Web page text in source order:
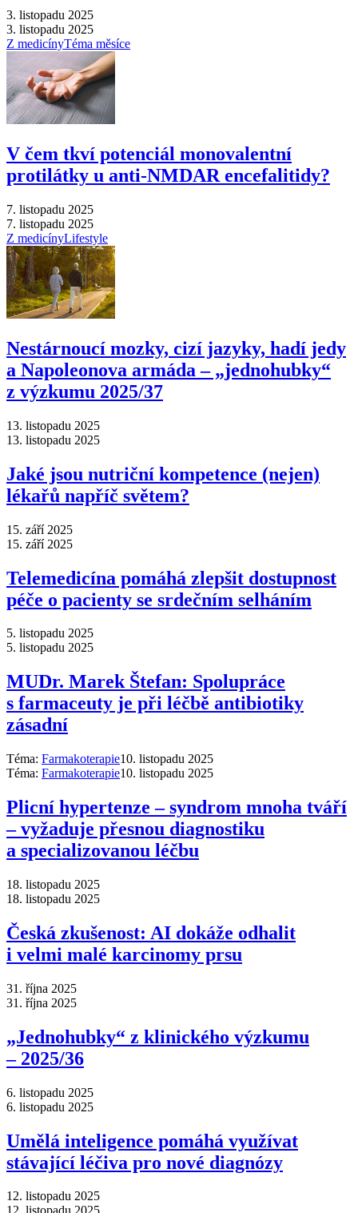
3. listopadu 2025
3. listopadu 2025
Z medicínyTéma měsíce
V čem tkví potenciál monovalentní
protilátky u anti-NMDAR encefalitidy?
7. listopadu 2025
7. listopadu 2025
Z medicínyLifestyle
Nestárnoucí mozky, cizí jazyky, hadí jedy
a Napoleonova armáda –⁠ „jednohubky“
z výzkumu 2025/37
13. listopadu 2025
13. listopadu 2025
Jaké jsou nutriční kompetence (nejen)
lékařů napříč světem?
15. září 2025
15. září 2025
Telemedicína pomáhá zlepšit dostupnost
péče o pacienty se srdečním selháním
5. listopadu 2025
5. listopadu 2025
MUDr. Marek Štefan: Spolupráce
s farmaceuty je při léčbě antibiotiky
zásadní
Téma: Farmakoterapie10. listopadu 2025
Téma: Farmakoterapie10. listopadu 2025
Plicní hypertenze –⁠ syndrom mnoha tváří
–⁠ vyžaduje přesnou diagnostiku
a specializovanou léčbu
18. listopadu 2025
18. listopadu 2025
Česká zkušenost: AI dokáže odhalit
i velmi malé karcinomy prsu
31. října 2025
31. října 2025
„Jednohubky“ z klinického výzkumu
–⁠ 2025/36
6. listopadu 2025
6. listopadu 2025
Umělá inteligence pomáhá využívat
stávající léčiva pro nové diagnózy
12. listopadu 2025